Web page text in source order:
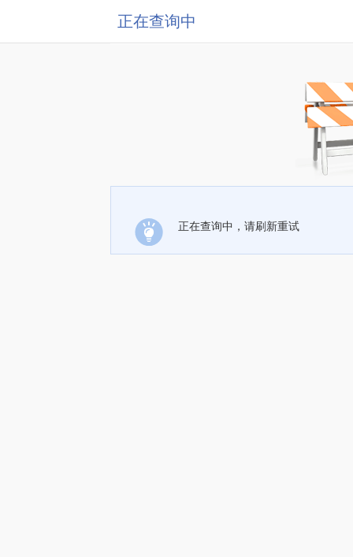
正在查询中
正在查询中，请刷新重试